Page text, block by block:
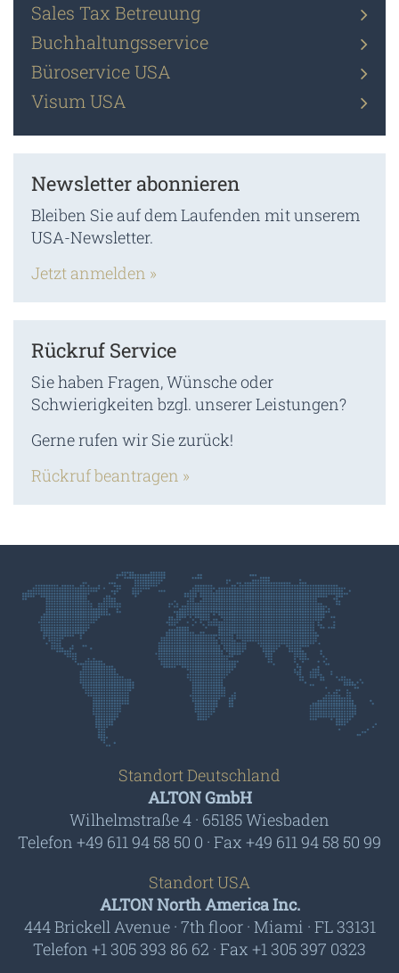
Sales Tax Betreuung
Buchhaltungsservice
Büroservice USA
Visum USA
Newsletter abonnieren
Bleiben Sie auf dem Laufenden mit unserem
USA-Newsletter.
Jetzt anmelden »
Rückruf Service
Sie haben Fragen, Wünsche oder
Schwierigkeiten bzgl. unserer Leistungen?
Gerne rufen wir Sie zurück!
Rückruf beantragen »
Standort Deutschland
ALTON GmbH
Wilhelmstraße 4 · 65185 Wiesbaden
Telefon +49 611 94 58 50 0 · Fax +49 611 94 58 50 99
Standort USA
ALTON North America Inc.
444 Brickell Avenue · 7th floor · Miami · FL 33131
Telefon +1 305 393 86 62 · Fax +1 305 397 0323